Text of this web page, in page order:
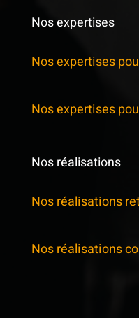
Nos expertises
Nos expertises
Nos expertises
Nos réalisations
Nos réalisations
Nos réalisations